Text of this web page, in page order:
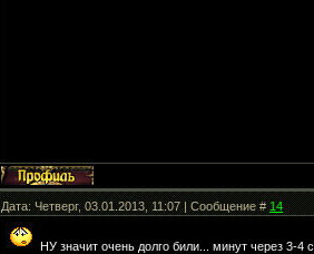
Дата: Четверг, 03.01.2013, 11:07 | Сообщение #14
НУ значит очень долго били... минут через 3-4